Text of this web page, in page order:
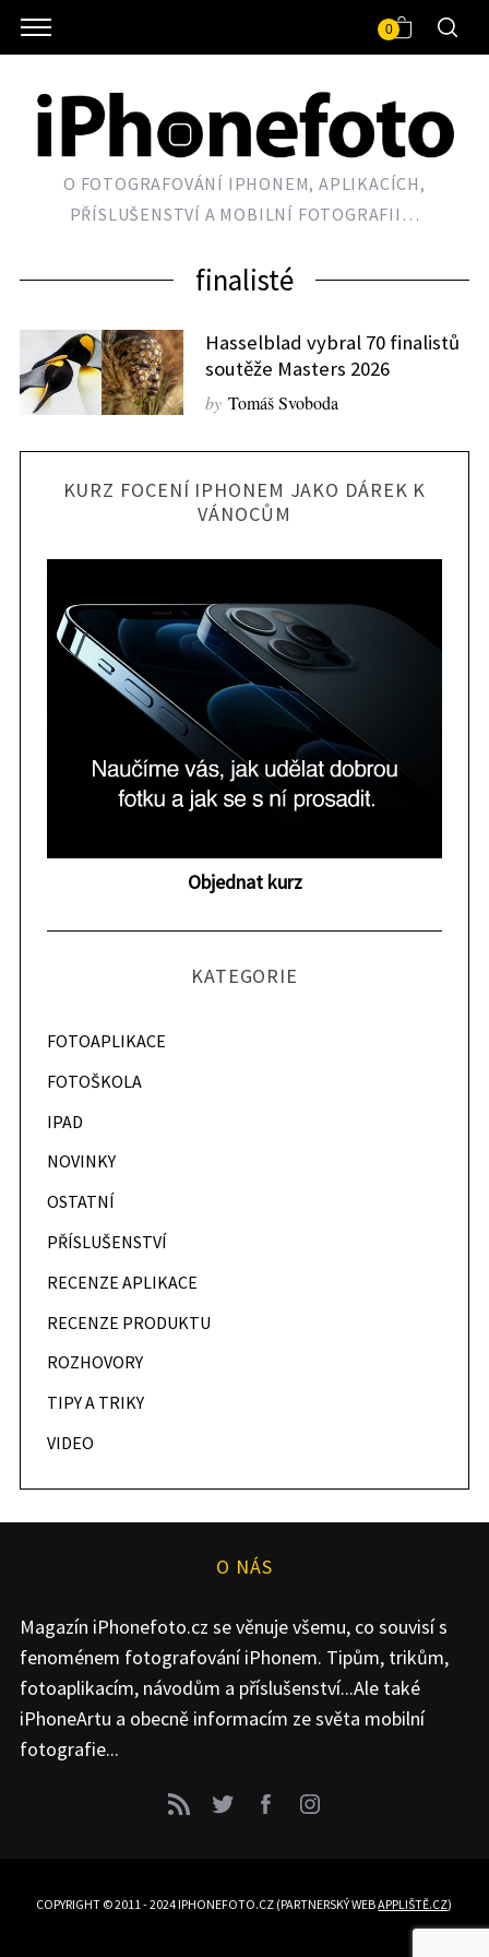
0
O FOTOGRAFOVÁNÍ IPHONEM, APLIKACÍCH,
PŘÍSLUŠENSTVÍ A MOBILNÍ FOTOGRAFII…
finalisté
Hasselblad vybral 70 finalistů
soutěže Masters 2026
by Tomáš Svoboda
KURZ FOCENÍ IPHONEM JAKO DÁREK K
VÁNOCŮM
Objednat kurz
KATEGORIE
FOTOAPLIKACE
FOTOŠKOLA
IPAD
NOVINKY
OSTATNÍ
PŘÍSLUŠENSTVÍ
RECENZE APLIKACE
RECENZE PRODUKTU
ROZHOVORY
TIPY A TRIKY
VIDEO
O NÁS
Magazín iPhonefoto.cz se věnuje všemu, co souvisí s
fenoménem fotografování iPhonem. Tipům, trikům,
fotoaplikacím, návodům a příslušenství...Ale také
iPhoneArtu a obecně informacím ze světa mobilní
fotografie...
COPYRIGHT © 2011 - 2024 IPHONEFOTO.CZ (PARTNERSKÝ WEBAPPLIŠTĚ.CZ)
S
r
r
: